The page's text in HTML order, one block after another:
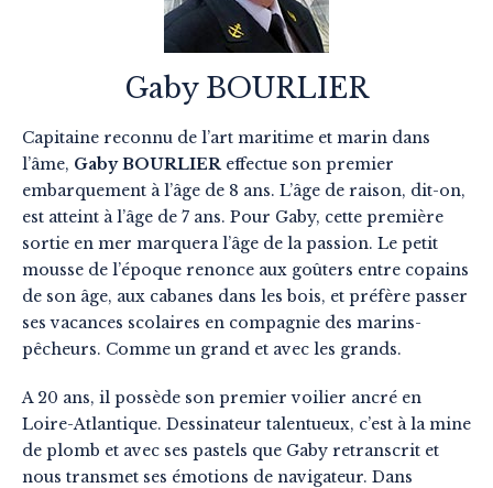
Gaby BOURLIER
Capitaine reconnu de l’art maritime et marin dans
l’âme, Gaby BOURLIEReffectue son premier
embarquement à l’âge de 8 ans. L’âge de raison, dit-on,
est atteint à l’âge de 7 ans. Pour Gaby, cette première
sortie en mer marquera l’âge de la passion. Le petit
mousse de l’époque renonce aux goûters entre copains
de son âge, aux cabanes dans les bois, et préfère passer
ses vacances scolaires en compagnie des marins-
pêcheurs. Comme un grand et avec les grands.
A 20 ans, il possède son premier voilier ancré en
Loire-Atlantique. Dessinateur talentueux, c’est à la mine
de plomb et avec ses pastels que Gaby retranscrit et
nous transmet ses émotions de navigateur. Dans